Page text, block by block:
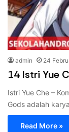
admin 24
14 Istri Yue
Istri Yue Che –
Gods adalah
Read More »